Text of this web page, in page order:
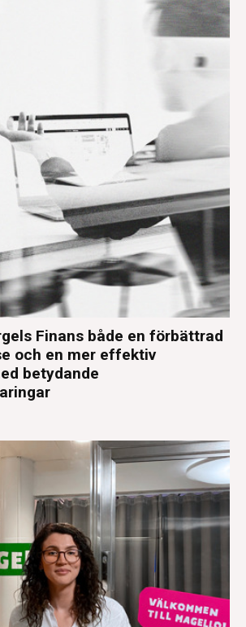
Finans både en förbättrad
och en mer effektiv
betydande